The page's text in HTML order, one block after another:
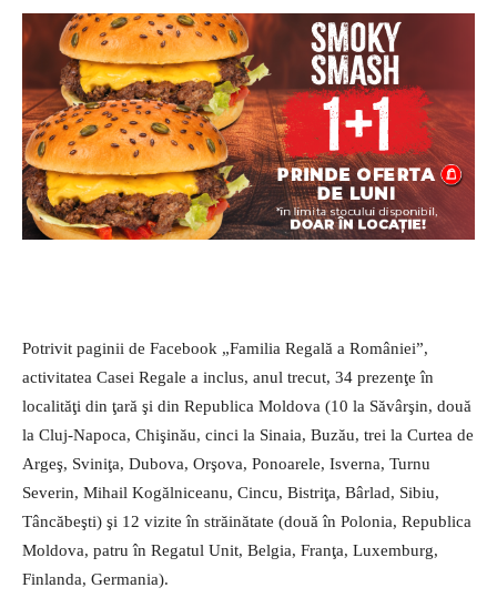
Potrivit paginii de Facebook „Familia Regală a României”,
activitatea Casei Regale a inclus, anul trecut, 34 prezenţe în
localităţi din ţară şi din Republica Moldova (10 la Săvârşin, două
la Cluj-Napoca, Chişinău, cinci la Sinaia, Buzău, trei la Curtea de
Argeş, Sviniţa, Dubova, Orşova, Ponoarele, Isverna, Turnu
Severin, Mihail Kogălniceanu, Cincu, Bistriţa, Bârlad, Sibiu,
Tâncăbeşti) şi 12 vizite în străinătate (două în Polonia, Republica
Moldova, patru în Regatul Unit, Belgia, Franţa, Luxemburg,
Finlanda, Germania).